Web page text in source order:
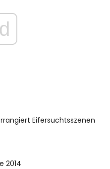
Eifersuchtsszenen
2014